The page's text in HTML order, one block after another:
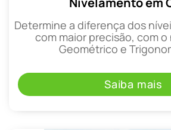
Determine a diferença dos
com maior precisão, com
Geométrico e
Saiba mais